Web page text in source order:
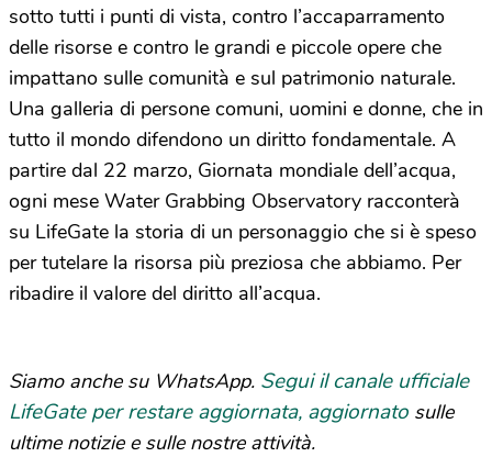
sotto tutti i punti di vista, contro l’accaparramento
delle risorse e contro le grandi e piccole opere che
impattano sulle comunità e sul patrimonio naturale.
Una galleria di persone comuni, uomini e donne, che in
tutto il mondo difendono un diritto fondamentale. A
partire dal 22 marzo, Giornata mondiale dell’acqua,
ogni mese Water Grabbing Observatory racconterà
su LifeGate la storia di un personaggio che si è speso
per tutelare la risorsa più preziosa che abbiamo. Per
ribadire il valore del diritto all’acqua.
Siamo anche su WhatsApp. Segui il canale ufficiale
LifeGate per restare aggiornata, aggiornato sulle
ultime notizie e sulle nostre attività.